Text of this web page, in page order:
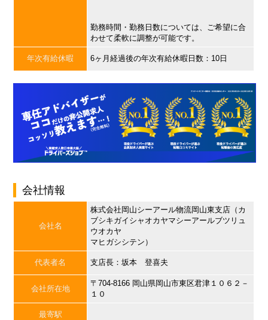
勤務時間・勤務日数については、ご希望に合
わせて柔軟に調整が可能です。
年次有給休暇 6ヶ月経過後の年次有給休暇日数：10日
会社情報
会社名
株式会社岡山シーアール物流岡山東支店（カ
ブシキガイシャオカヤマシーアールブツリュ
ウオカヤ
マヒガシシテン）
代表者名 支店長：坂本 登喜夫
会社所在地
〒704-8166 岡山県岡山市東区君津１０６２－
１０
最寄駅